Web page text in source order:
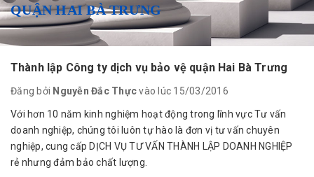
QUẬN HAI BÀ TRƯNG
Thành lập Công ty dịch vụ bảo vệ quận Hai Bà Trưng
Đăng bởi Nguyễn Đắc Thựcvào lúc 15/03/2016
Với hơn 10 năm kinh nghiệm hoạt động trong lĩnh vực Tư vấn
doanh nghiệp, chúng tôi luôn tự hào là đơn vị tư vấn chuyên
nghiệp, cung cấp DỊCH VỤ TƯ VẤN THÀNH LẬP DOANH NGHIỆP
rẻ nhưng đảm bảo chất lượng.